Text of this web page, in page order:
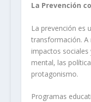
La Prevención
La prevención es
transformación. A
impactos
mental, las
protagonismo.
Programas